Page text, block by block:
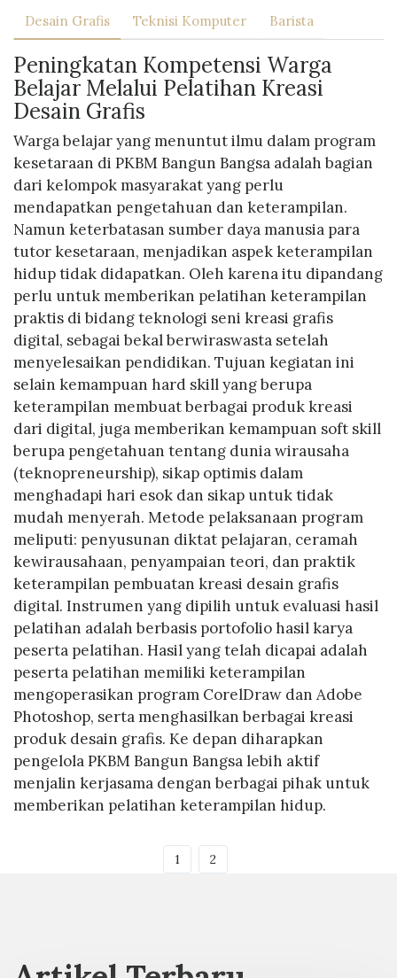
Desain Grafis Teknisi Komputer Barista
Peningkatan Kompetensi Warga
Belajar Melalui Pelatihan Kreasi
Desain Grafis
Warga belajar yang menuntut ilmu dalam program
kesetaraan di PKBM Bangun Bangsa adalah bagian
dari kelompok masyarakat yang perlu
mendapatkan pengetahuan dan keterampilan.
Namun keterbatasan sumber daya manusia para
tutor kesetaraan, menjadikan aspek keterampilan
hidup tidak didapatkan. Oleh karena itu dipandang
perlu untuk memberikan pelatihan keterampilan
praktis di bidang teknologi seni kreasi grafis
digital, sebagai bekal berwiraswasta setelah
menyelesaikan pendidikan. Tujuan kegiatan ini
selain kemampuan hard skill yang berupa
keterampilan membuat berbagai produk kreasi
dari digital, juga memberikan kemampuan soft skill
berupa pengetahuan tentang dunia wirausaha
(teknopreneurship), sikap optimis dalam
menghadapi hari esok dan sikap untuk tidak
mudah menyerah. Metode pelaksanaan program
meliputi: penyusunan diktat pelajaran, ceramah
kewirausahaan, penyampaian teori, dan praktik
keterampilan pembuatan kreasi desain grafis
digital. Instrumen yang dipilih untuk evaluasi hasil
pelatihan adalah berbasis portofolio hasil karya
peserta pelatihan. Hasil yang telah dicapai adalah
peserta pelatihan memiliki keterampilan
mengoperasikan program CorelDraw dan Adobe
Photoshop, serta menghasilkan berbagai kreasi
produk desain grafis. Ke depan diharapkan
pengelola PKBM Bangun Bangsa lebih aktif
menjalin kerjasama dengan berbagai pihak untuk
memberikan pelatihan keterampilan hidup.
1 2